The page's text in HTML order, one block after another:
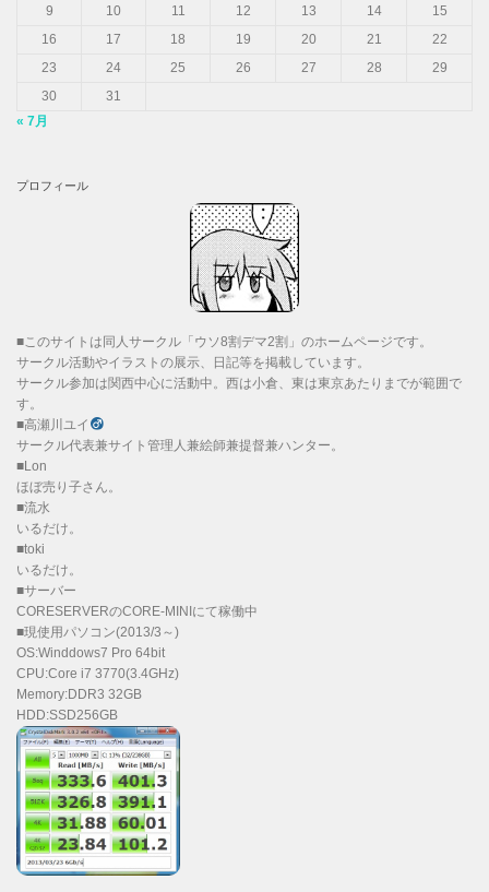
9
10 11 12 13 14
15
16
17 18 19 20 21
22
23
24 25 26 27 28
29
30
31
« 7月
プロフィール
■このサイトは同人サークル「ウソ8割デマ2割」のホームページです。
サークル活動やイラストの展示、日記等を掲載しています。
サークル参加は関西中心に活動中。西は小倉、東は東京あたりまでが範囲で
す。
■高瀬川ユイ
サークル代表兼サイト管理人兼絵師兼提督兼ハンター。
■Lon
ほぼ売り子さん。
■流水
いるだけ。
■toki
いるだけ。
■サーバー
CORESERVERのCORE-MINIにて稼働中
■現使用パソコン(2013/3～)
OS:Winddows7 Pro 64bit
CPU:Core i7 3770(3.4GHz)
Memory:DDR3 32GB
HDD:SSD256GB